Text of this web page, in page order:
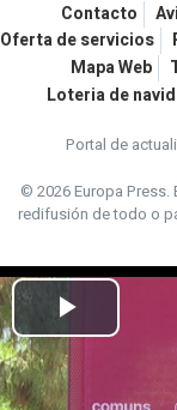
Contacto
Oferta de servicios
Mapa Web
Loteria de
Portal de
© 2026 Europa Press.
redifusión de todo o